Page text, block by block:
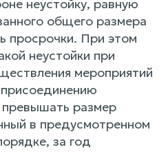
неустойку, равную
общего размера
просрочки. При этом
неустойки при
мероприятий
размер
в предусмотренном
за год